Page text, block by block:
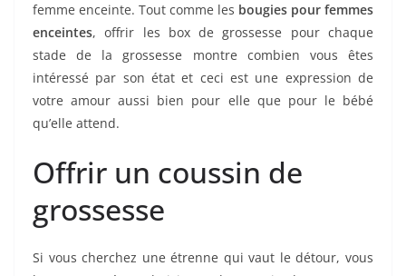
femme enceinte. Tout comme les bougies pour femmes
enceintes, offrir les box de grossesse pour chaque
stade de la grossesse montre combien vous êtes
intéressé par son état et ceci est une expression de
votre amour aussi bien pour elle que pour le bébé
qu’elle attend.
Offrir un coussin de
grossesse
Si vous cherchez une étrenne qui vaut le détour, vous